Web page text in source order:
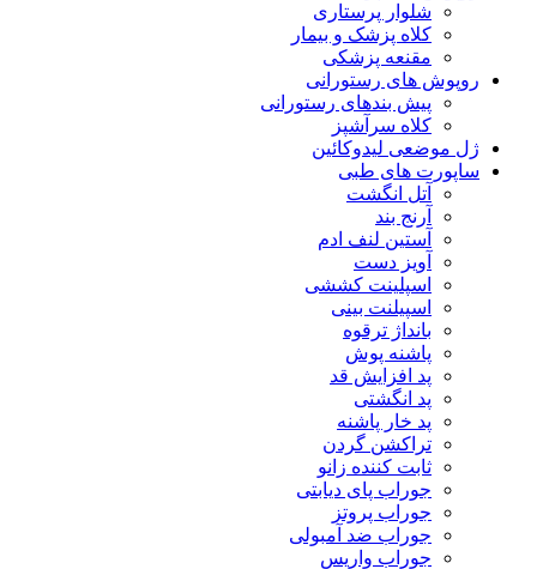
شلوار پرستاری
کلاه پزشک و بیمار
مقنعه پزشکی
روپوش های رستورانی
پیش بندهای رستورانی
کلاه سرآشپز
ژل موضعی لیدوکائین
ساپورت های طبی
آتل انگشت
آرنج بند
آستین لنف ادم
آویز دست
اسپلینت کششی
اسپیلنت بینی
بانداژ ترقوه
پاشنه پوش
پد افزایش قد
پد انگشتی
پد خار پاشنه
تراکشن گردن
ثابت کننده زانو
جوراب پای دیابتی
جوراب پروتز
جوراب ضد آمبولی
جوراب واریس